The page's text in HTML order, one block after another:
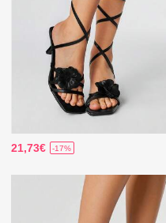
21,73€ -17%